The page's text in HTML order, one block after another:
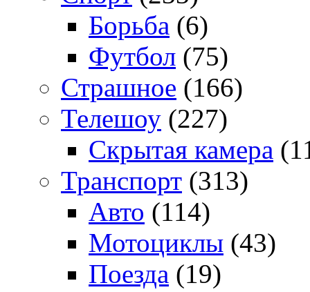
Борьба (6)
Футбол (75)
Страшное (166)
Телешоу (227)
Скрытая камера
Транспорт (313)
Авто (114)
Мотоциклы (43)
Поезда (19)